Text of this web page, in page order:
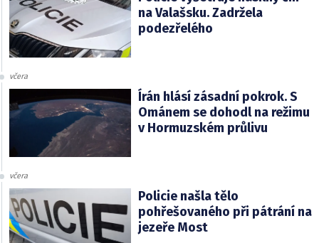
na Valašsku. Zadržela
podezřelého
včera
Írán hlásí zásadní pokrok. S
Ománem se dohodl na režimu
v Hormuzském průlivu
včera
Policie našla tělo
pohřešovaného při pátrání na
jezeře Most